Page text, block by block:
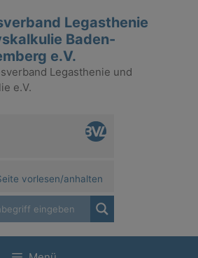
Legasthenie
Baden-
e.V.
Legasthenie und
e.V.
vorlesen/anhalten